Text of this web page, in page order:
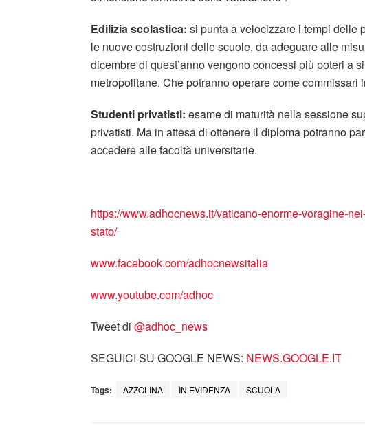
Edilizia scolastica: si punta a velocizzare i tempi delle
le nuove costruzioni delle scuole, da adeguare alle
dicembre di quest’anno vengono concessi più poteri a
metropolitane. Che potranno operare come
Studenti privatisti: esame di maturità nella sessione
privatisti. Ma in attesa di ottenere il diploma potranno
accedere alle facoltà universitarie.
https://www.adhocnews.it/vaticano-enorme-voragine-
stato/
www.facebook.com/adhocnewsitalia
www.youtube.com/adhoc
Tweet di ‎@adhoc_news
SEGUICI SU GOOGLE NEWS: NEWS.GOOGLE.IT
Tags: AZZOLINA IN EVIDENZA SCUOLA